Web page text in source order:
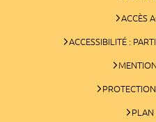
ACCÈS
ACCESSIBILITÉ :
PLAN